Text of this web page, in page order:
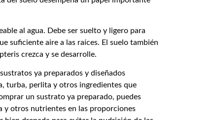
al agua. Debe ser suelto y ligero para
suficiente aire a las raíces. El suelo también
crezca y se desarrolle.
ya preparados y diseñados
turba, perlita y otros ingredientes que
un sustrato ya preparado, puedes
y otros nutrientes en las proporciones